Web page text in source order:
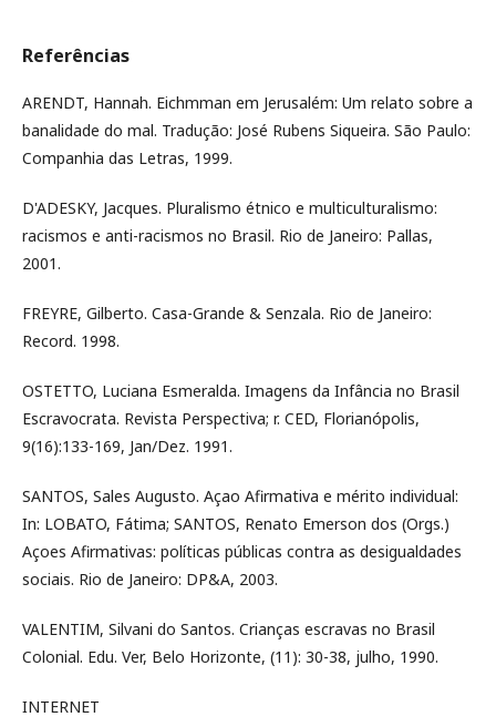
Referências
ARENDT, Hannah. Eichmman em Jerusalém: Um relato sobre a
banalidade do mal. Tradução: José Rubens Siqueira. São Paulo:
Companhia das Letras, 1999.
D'ADESKY, Jacques. Pluralismo étnico e multiculturalismo:
racismos e anti-racismos no Brasil. Rio de Janeiro: Pallas,
2001.
FREYRE, Gilberto. Casa-Grande & Senzala. Rio de Janeiro:
Record. 1998.
OSTETTO, Luciana Esmeralda. Imagens da Infância no Brasil
Escravocrata. Revista Perspectiva; r. CED, Florianópolis,
9(16):133-169, Jan/Dez. 1991.
SANTOS, Sales Augusto. Açao Afirmativa e mérito individual:
In: LOBATO, Fátima; SANTOS, Renato Emerson dos (Orgs.)
Açoes Afirmativas: políticas públicas contra as desigualdades
sociais. Rio de Janeiro: DP&A, 2003.
VALENTIM, Silvani do Santos. Crianças escravas no Brasil
Colonial. Edu. Ver, Belo Horizonte, (11): 30-38, julho, 1990.
INTERNET